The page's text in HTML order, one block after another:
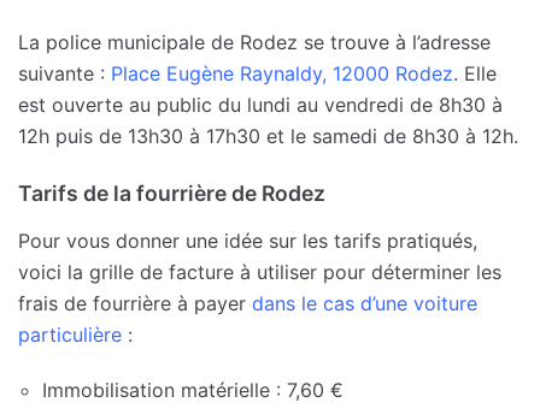
La police municipale de Rodez se trouve à l’adresse
suivante : Place Eugène Raynaldy, 12000 Rodez. Elle
est ouverte au public du lundi au vendredi de 8h30 à
12h puis de 13h30 à 17h30 et le samedi de 8h30 à 12h.
Tarifs de la fourrière de Rodez
Pour vous donner une idée sur les tarifs pratiqués,
voici la grille de facture à utiliser pour déterminer les
frais de fourrière à payer dans le cas d’une voiture
particulière :
Immobilisation matérielle : 7,60 €